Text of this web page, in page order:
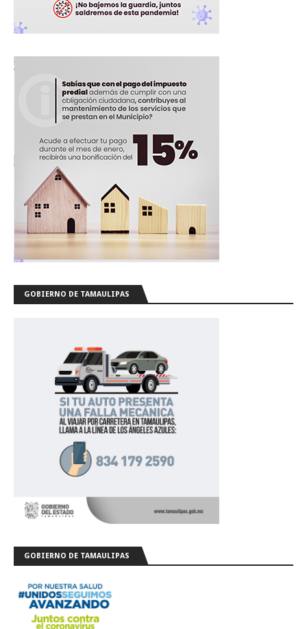
GOBIERNO DE TAMAULIPAS
GOBIERNO DE TAMAULIPAS